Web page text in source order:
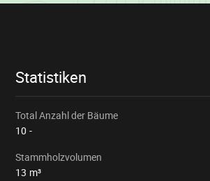
Losinformationen
Statistiken
Total Anzahl der Bäume
10 -
Stammholzvolumen
13 m³